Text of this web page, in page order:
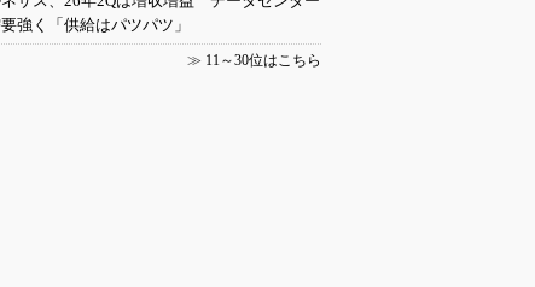
強く「供給はパツパツ」
≫ 11～30位はこちら